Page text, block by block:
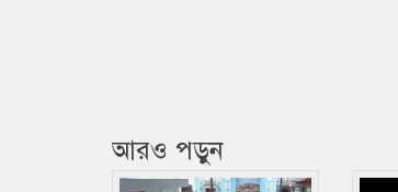
আরও পড়ুন